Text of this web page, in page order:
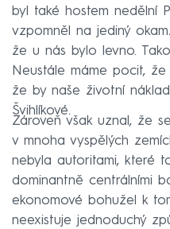
byl také hostem nedělní
vzpomněl na jediný
že u nás bylo levno.
Neustále máme pocit,
že by naše životní
Švihlíkové.
Zároveň však uznal, že
v mnoha vyspělých
nebyla autoritami, které
dominantně centrálními
ekonomové bohužel k
neexistuje jednoduchý